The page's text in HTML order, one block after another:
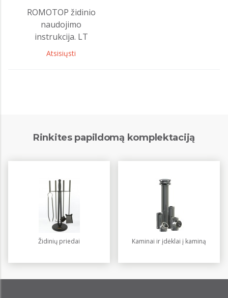
ROMOTOP židinio
naudojimo
instrukcija. LT
Atsisiųsti
Rinkites papildomą komplektaciją
Židinių priedai Kaminai ir įdėklai į kaminą